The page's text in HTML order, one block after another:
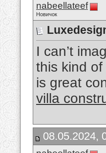
nabeellateef
Новичок
I can’t
this kind of
is great
villa
08.05.2024,